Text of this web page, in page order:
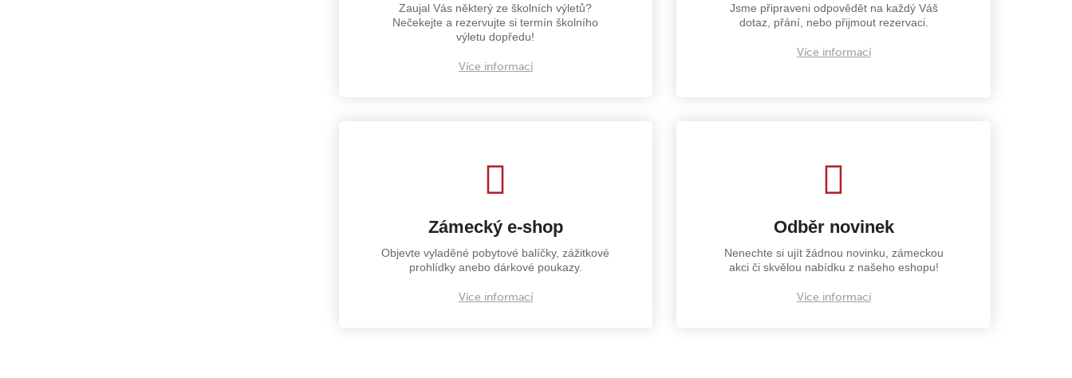
Zaujal Vás některý ze školních výletů?
Nečekejte a rezervujte si termín školního
výletu dopředu!
Více informací
Jsme připraveni odpovědět na každý Váš
dotaz, přání, nebo přijmout rezervaci.
Více informací
Zámecký e-shop
Objevte vyladěné pobytové balíčky, zážitkové
prohlídky anebo dárkové poukazy.
Více informací
Odběr novinek
Nenechte si ujít žádnou novinku, zámeckou
akci či skvělou nabídku z našeho eshopu!
Více informací